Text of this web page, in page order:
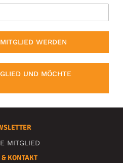
WERDEN
UND MÖCHTE
MITGLIED
& KONTAKT